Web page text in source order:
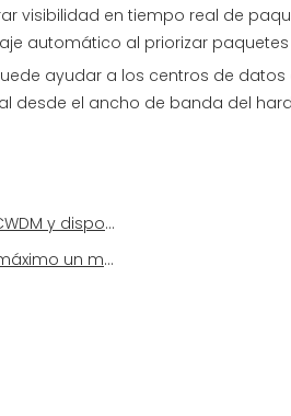
visibilidad en tiempo real de
automático al priorizar
ayudar a los centros de
el ancho de banda del
DWDM?
óptico de 100G?